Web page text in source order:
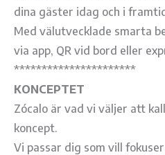
dina gäster idag och i
Med välutvecklade smarta
via app, QR vid bord eller
**********************
KONCEPTET
Zócalo är vad vi väljer att
koncept.
Vi passar dig som vill